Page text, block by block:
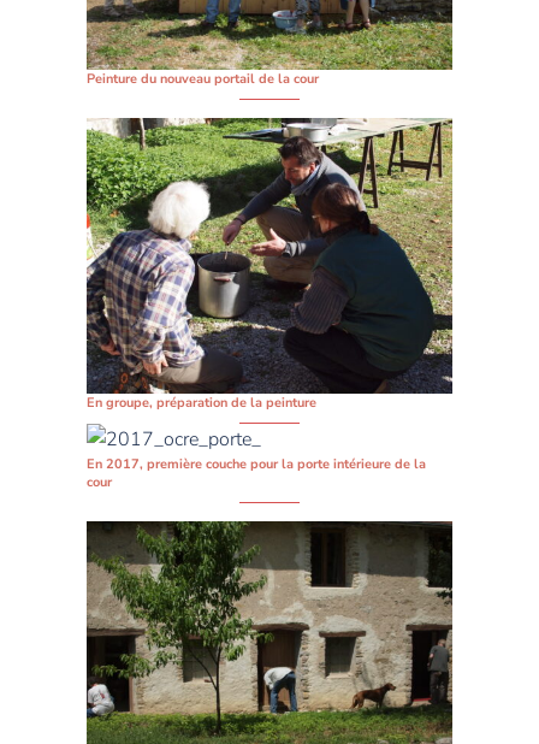
Peinture du nouveau portail de la cour
En groupe, préparation de la peinture
En 2017, première couche pour la porte intérieure de la
cour